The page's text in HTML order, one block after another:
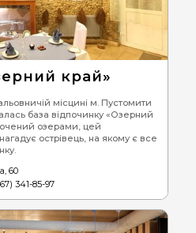
край»
місцині м. Пустомити
база відпочинку «Озерний
озерами, цей
острівець, на якому є все
60
341-85-97